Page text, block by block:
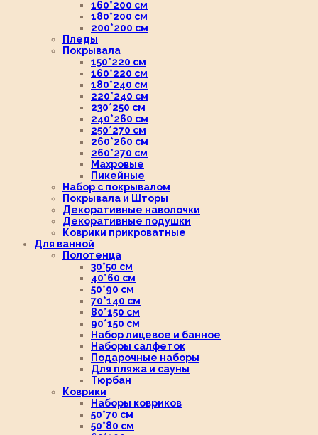
160*200 см
180*200 см
200*200 см
Пледы
Покрывала
150*220 см
160*220 см
180*240 см
220*240 см
230*250 см
240*260 см
250*270 см
260*260 см
260*270 см
Махровые
Пикейные
Набор с покрывалом
Покрывала и Шторы
Декоративные наволочки
Декоративные подушки
Коврики прикроватные
Для ванной
Полотенца
30*50 см
40*60 см
50*90 см
70*140 см
80*150 см
90*150 см
Набор лицевое и банное
Наборы салфеток
Подарочные наборы
Для пляжа и сауны
Тюрбан
Коврики
Наборы ковриков
50*70 см
50*80 см